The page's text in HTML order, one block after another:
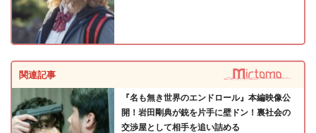
関連記事
『名も無き世界のエンドロール』本編映像公
開！岩田剛典が銃を片手に壁ドン！裏社会の
交渉屋として相手を追い詰める